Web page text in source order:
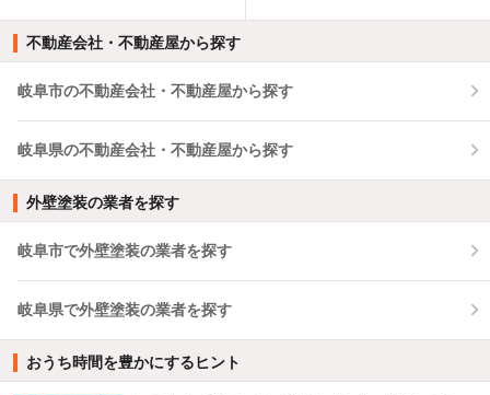
不動産会社・不動産屋から探す
岐阜市の不動産会社・不動産屋から探す
岐阜県の不動産会社・不動産屋から探す
外壁塗装の業者を探す
岐阜市で外壁塗装の業者を探す
岐阜県で外壁塗装の業者を探す
おうち時間を豊かにするヒント